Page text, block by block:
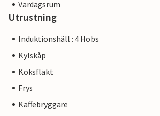
Vardagsrum
Utrustning
Induktionshäll : 4 Hobs
Kylskåp
Köksfläkt
Frys
Kaffebryggare